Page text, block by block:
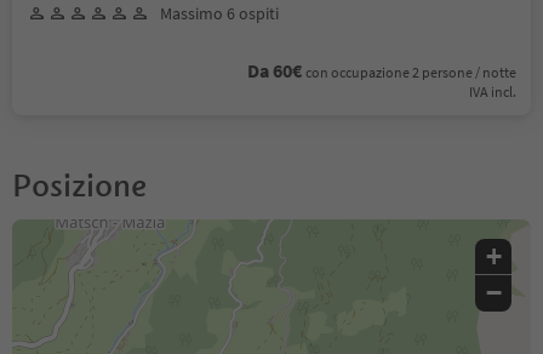
Massimo 6 ospiti
Da 60€ con occupazione 2 persone / notte
IVA incl.
Posizione
+
−